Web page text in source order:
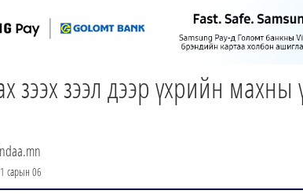
зээх зээл дээр үхрийн махны
сарын 06